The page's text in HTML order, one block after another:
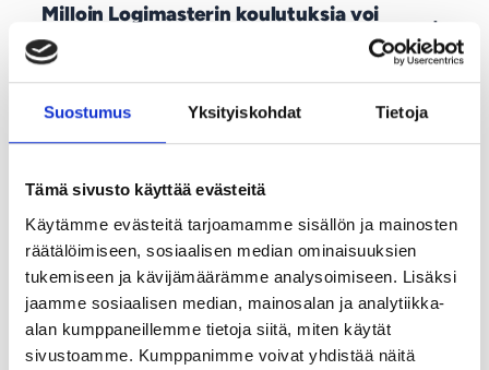
Suostumus Yksityiskohdat Tietoja
Tämä sivusto käyttää evästeitä
Käytämme evästeitä tarjoamamme sisällön ja mainosten
räätälöimiseen, sosiaalisen median ominaisuuksien
tukemiseen ja kävijämäärämme analysoimiseen. Lisäksi
jaamme sosiaalisen median, mainosalan ja analytiikka-
alan kumppaneillemme tietoja siitä, miten käytät
sivustoamme. Kumppanimme voivat yhdistää näitä
Milloin Logimasterin koulutuksia voi
suorittaa?
+
Mikä on Logimasterin etäkoulutus?
Logimasteriksi?
Mikä Logimaster on?
Mitä hyötyä uudistuksesta on meille
asiakkaana?